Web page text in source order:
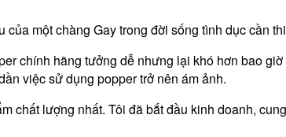
của một chàng Gay trong đời sống tình dục cần
chính hãng tưởng dễ nhưng lại khó hơn bao
việc sử dụng popper trở nên ám ảnh.
chất lượng nhất. Tôi đã bắt đầu kinh doanh,